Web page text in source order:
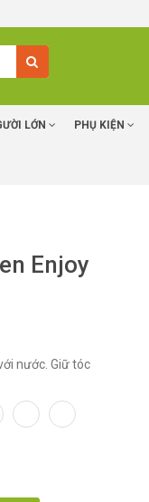
LỚN PHỤ KIỆN
Enjoy
nước. Giữ tóc